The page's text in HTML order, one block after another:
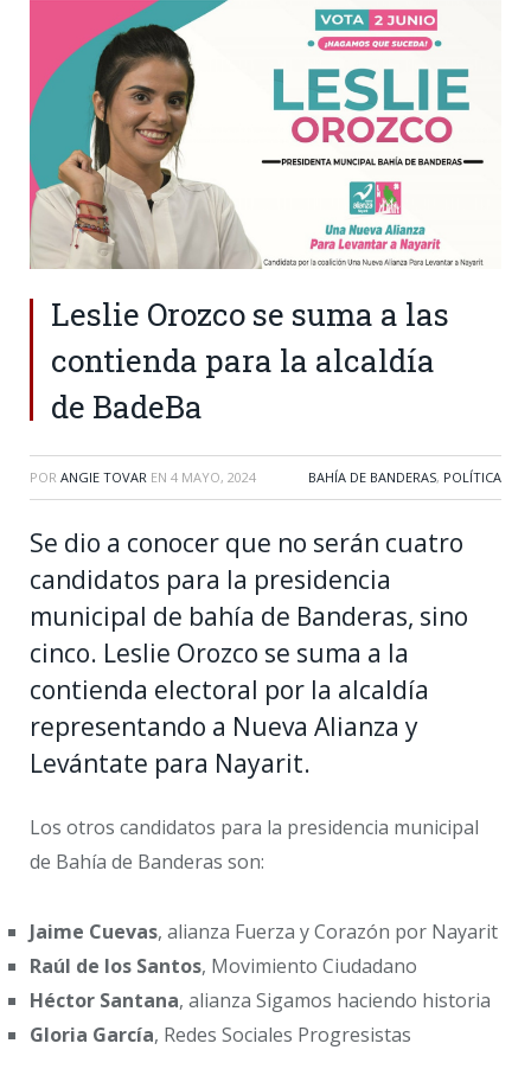
Leslie Orozco se suma a las
contienda para la alcaldía
de BadeBa
POR ANGIE TOVAR EN 4 MAYO, 2024 BAHÍA DE BANDERAS, POLÍTICA
Se dio a conocer que no serán cuatro
candidatos para la presidencia
municipal de bahía de Banderas, sino
cinco. Leslie Orozco se suma a la
contienda electoral por la alcaldía
representando a Nueva Alianza y
Levántate para Nayarit.
Los otros candidatos para la presidencia municipal
de Bahía de Banderas son:
Jaime Cuevas, alianza Fuerza y Corazón por Nayarit
Raúl de los Santos, Movimiento Ciudadano
Héctor Santana, alianza Sigamos haciendo historia
Gloria García, Redes Sociales Progresistas